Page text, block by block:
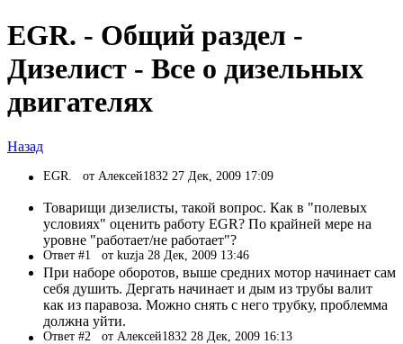
EGR. - Общий раздел -
Дизелист - Все о дизельных
двигателях
Назад
EGR. от Алексей1832 27 Дек, 2009 17:09
Товарищи дизелисты, такой вопрос. Как в "полевых
условиях" оценить работу EGR? По крайней мере на
уровне "работает/не работает"?
Ответ #1 от kuzja 28 Дек, 2009 13:46
При наборе оборотов, выше средних мотор начинает сам
себя душить. Дергать начинает и дым из трубы валит
как из паравоза. Можно снять с него трубку, проблемма
должна уйти.
Ответ #2 от Алексей1832 28 Дек, 2009 16:13